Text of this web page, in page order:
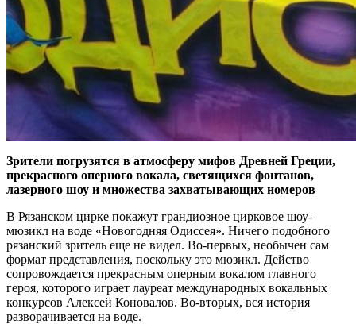
Зрители погрузятся в атмосферу мифов Древней Греции,
прекрасного оперного вокала, светящихся фонтанов,
лазерного шоу и множества захватывающих номеров
В Рязанском цирке покажут грандиозное цирковое шоу-
мюзикл на воде «Новогодняя Одиссея». Ничего подобного
рязанский зритель еще не видел. Во-первых, необычен сам
формат представления, поскольку это мюзикл. Действо
сопровождается прекрасным оперным вокалом главного
героя, которого играет лауреат международных вокальных
конкурсов Алексей Коновалов. Во-вторых, вся история
разворачивается на воде.